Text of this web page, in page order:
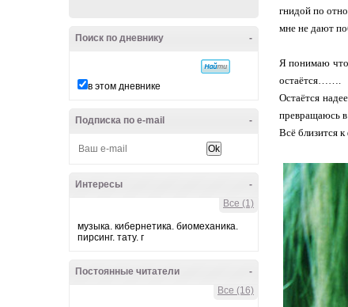
-
Поиск по дневнику
в этом дневнике
-
Подписка по e-mail
-
Интересы
Все (1)
музыка. кибернетика. биомеханика.
пирсинг. тату. г
-
Постоянные читатели
Все (16)
гнидой по
мне не дают
Я понимаю
остаётся…….
Остаётся
превращаюсь
Всё близится